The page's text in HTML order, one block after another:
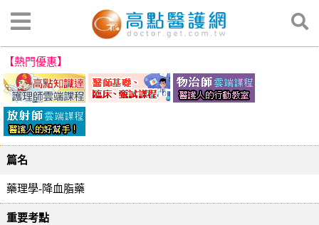
【熱門優惠】
篇名
藥理學-降血脂藥
重要考點